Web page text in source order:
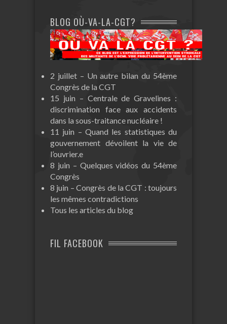
BLOG OÙ-VA-LA-CGT?
2 juillet – Un autre bilan du 54ème
Congrès de la CGT
15 juin – Centrale de Gravelines :
discrimination face aux accidents
dans la sous-traitance nucléaire !
11 juin – Quand les statistiques du
gouvernement dévoilent la vie de
l’ouvrier.e
8 juin – Quelques vidéos du 54ème
Congrès
8 juin – Congrès de la CGT : toujours
les mêmes contradictions
Tous les articles du blog
FIL FACEBOOK